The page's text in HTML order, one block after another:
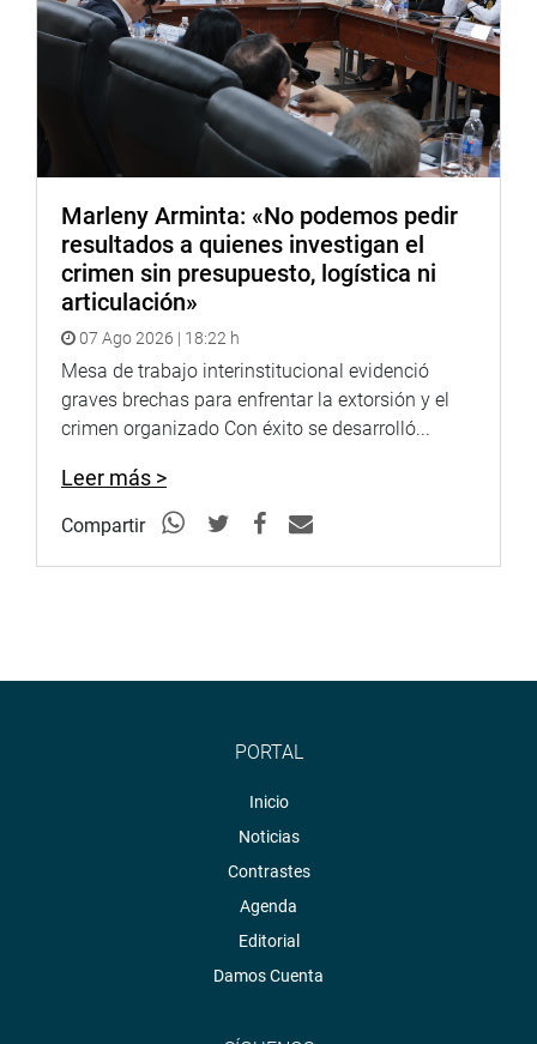
Hoy, la Comisión de Inclusión Social cierra un ciclo con la
satisfacción de haber trabajado con convicción, empatía
y resultados. El compromiso sigue: que quien continúe
esta labor lo haga con el mismo espíritu de servicio y
Comisión de Inclusión Social y Personas con
Discapacidad
Marleny Arminta: «No podemos pedir
resultados a quienes investigan el
crimen sin presupuesto, logística ni
articulación»
07 Ago 2026 | 18:22 h
Mesa de trabajo interinstitucional evidenció
graves brechas para enfrentar la extorsión y el
crimen organizado Con éxito se desarrolló...
Leer más >
Compartir
PORTAL
Inicio
Noticias
Contrastes
Agenda
Editorial
Damos Cuenta